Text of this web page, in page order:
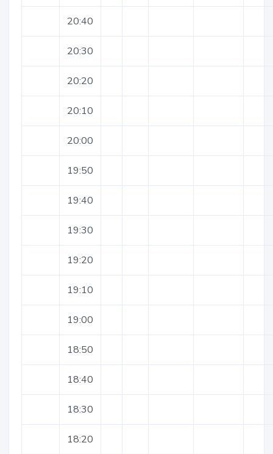
20:40
20:30
20:20
20:10
20:00
19:50
19:40
19:30
19:20
19:10
19:00
18:50
18:40
18:30
18:20